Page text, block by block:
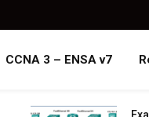
CCNA 3 – ENSA v7